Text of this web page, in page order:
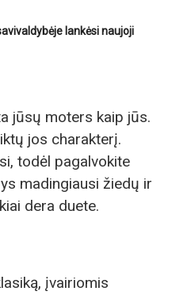
lankėsi naujoji
jūsų moters kaip jūs.
jos charakterį.
todėl pagalvokite
madingiausi žiedų ir
dera duete.
įvairiomis